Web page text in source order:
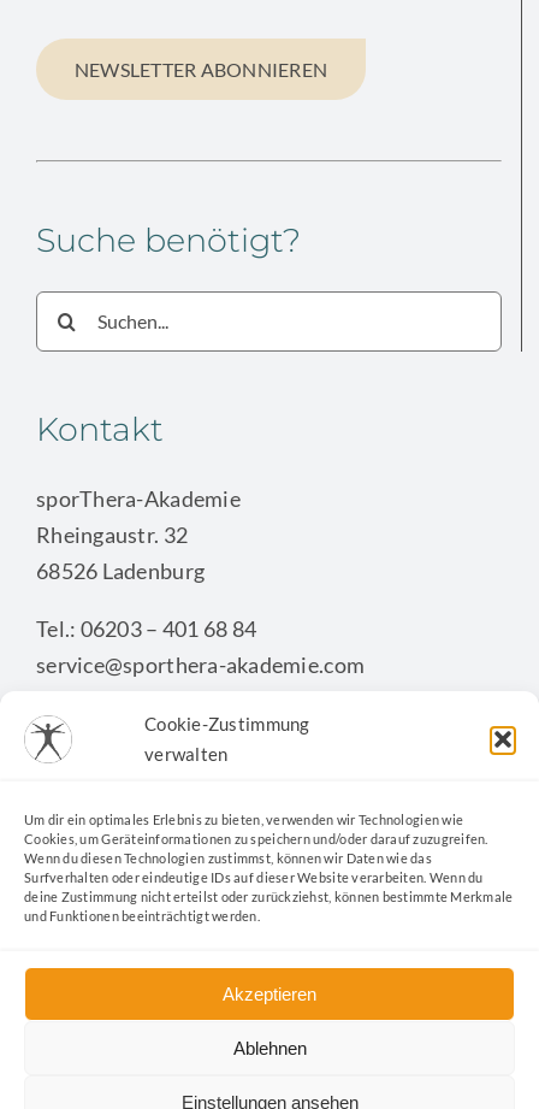
Cookie-Zustimmung
verwalten
Um dir ein optimales Erlebnis zu bieten, verwenden wir Technologien wie
Cookies, um Geräteinformationen zu speichern und/oder darauf zuzugreifen.
Wenn du diesen Technologien zustimmst, können wir Daten wie das
Surfverhalten oder eindeutige IDs auf dieser Website verarbeiten. Wenn du
deine Zustimmung nicht erteilst oder zurückziehst, können bestimmte Merkmale
und Funktionen beeinträchtigt werden.
Akzeptieren
Ablehnen
Einstellungen ansehen
NEWSLETTER ABONNIEREN
Suche benötigt?
Suche
nach:
Kontakt
sporThera-Akademie
Rheingaustr. 32
68526 Ladenburg
Tel.: 06203 – 401 68 84
service@sporthera-akademie.com
Impressum|